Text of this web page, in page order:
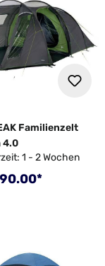
Familienzelt
4.0
1 - 2 Wochen
Preis: